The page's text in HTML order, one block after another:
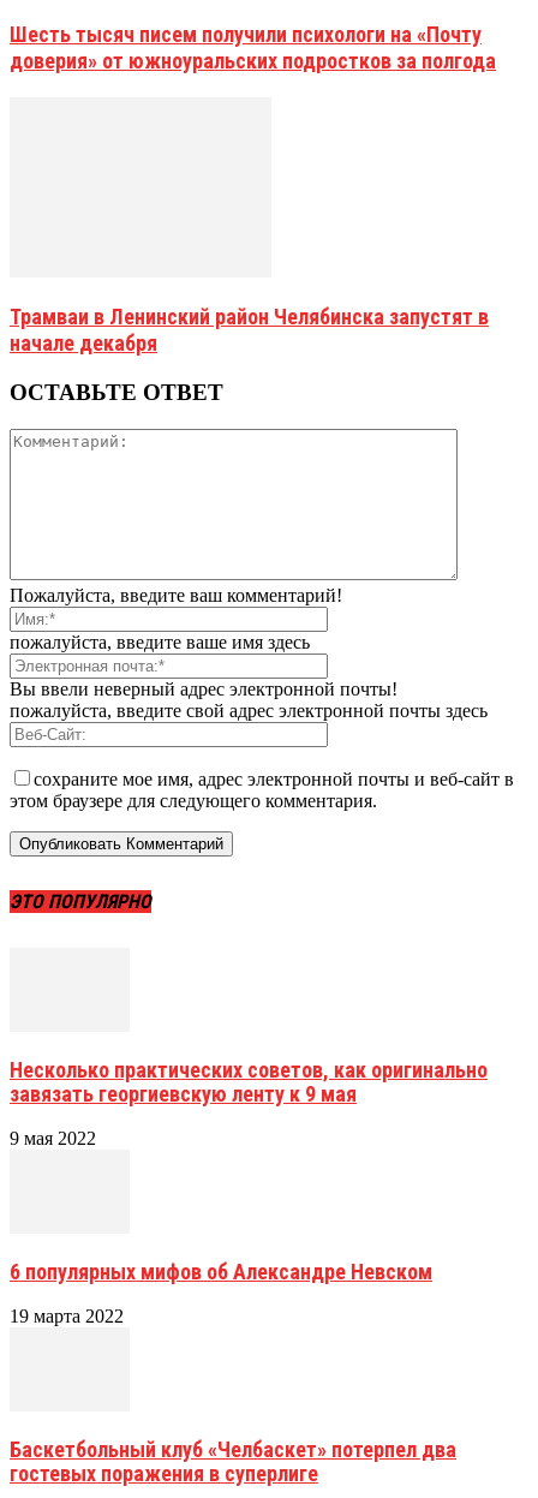
Шесть тысяч писем получили психологи на «Почту
доверия» от южноуральских подростков за полгода
Трамваи в Ленинский район Челябинска запустят в
начале декабря
ОСТАВЬТЕ ОТВЕТ
Пожалуйста, введите ваш комментарий!
пожалуйста, введите ваше имя здесь
Вы ввели неверный адрес электронной почты!
пожалуйста, введите свой адрес электронной почты здесь
сохраните мое имя, адрес электронной почты и веб-сайт в
этом браузере для следующего комментария.
ЭТО ПОПУЛЯРНО
Несколько практических советов, как оригинально
завязать георгиевскую ленту к 9 мая
9 мая 2022
6 популярных мифов об Александре Невском
19 марта 2022
Баскетбольный клуб «Челбаскет» потерпел два
гостевых поражения в суперлиге